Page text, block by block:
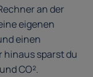
an der
eigenen
einen
hinaus sparst du
CO².